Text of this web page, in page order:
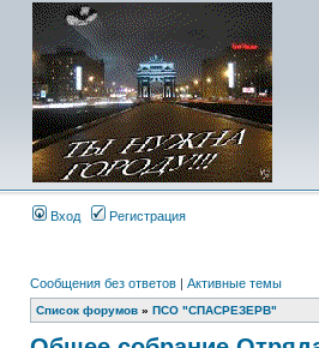
Вход Регистрация
Сообщения без ответов | Активные темы
Список форумов » ПСО "СПАСРЕЗЕРВ"